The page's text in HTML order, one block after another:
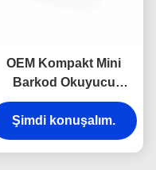
OEM Kompakt Mini
Barkod Okuyucu
Modülü UART 3.3V
Tedarik 6.8mm Kalınlığı
Şimdi konuşalım.